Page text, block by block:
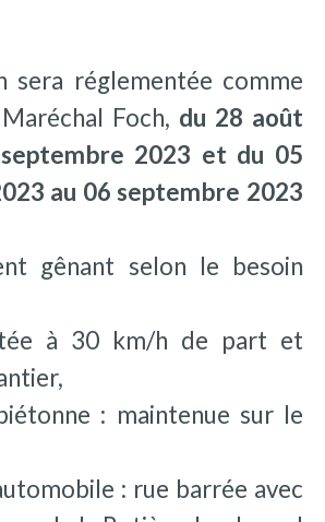
sera réglementée comme
Foch, du 28 août
2023 et du 05
au 06 septembre 2023
gênant selon le besoin
à 30 km/h de part et
: maintenue sur le
: rue barrée avec